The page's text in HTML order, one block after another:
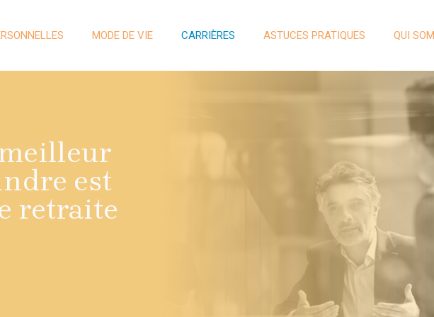
MODE DE VIE CARRIÈRES ASTUCES PRATIQUES QUI
est
retraite